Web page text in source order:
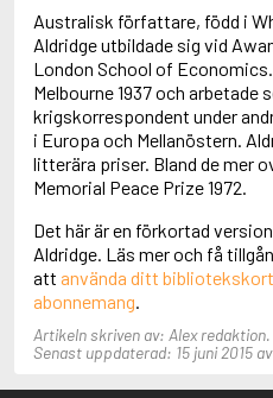
Adolfsson, Eva
Adolfsson, Evert
Adolfsson, Gunnar
Adolfsson, Josefine
Adolfsson, Maria
Adolphsen, Peter
Australisk författare, född i
Aldridge utbildade sig vid
London School of
Melbourne 1937 och arbetade
krigskorrespondent under
i Europa och Mellanöstern.
litterära priser. Bland de mer
Memorial Peace Prize 1972.
Det här är en förkortad
Aldridge. Läs mer och få
att använda ditt bibliotekskort
abonnemang
Artikeln skriven av: Alex redaktion.
Senast uppdaterad: 15 juni 2015